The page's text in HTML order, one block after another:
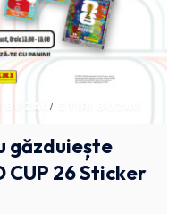
BUZAU
găzduiește
CUP 26 Sticker